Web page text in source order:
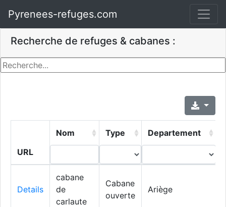
Pyrenees-refuges.com
Recherche de refuges & cabanes :
URL
Nom Type Departement
Details
cabane
de
carlaute
Cabane
ouverte
Ariège